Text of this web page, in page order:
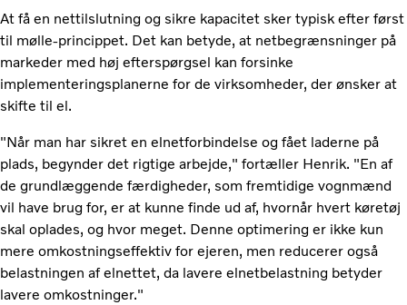
At få en nettilslutning og sikre kapacitet sker typisk efter først
til mølle-princippet. Det kan betyde, at netbegrænsninger på
markeder med høj efterspørgsel kan forsinke
implementeringsplanerne for de virksomheder, der ønsker at
skifte til el.
"Når man har sikret en elnetforbindelse og fået laderne på
plads, begynder det rigtige arbejde," fortæller Henrik. "En af
de grundlæggende færdigheder, som fremtidige vognmænd
vil have brug for, er at kunne finde ud af, hvornår hvert køretøj
skal oplades, og hvor meget. Denne optimering er ikke kun
mere omkostningseffektiv for ejeren, men reducerer også
belastningen af elnettet, da lavere elnetbelastning betyder
lavere omkostninger."